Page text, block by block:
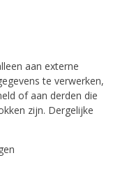
aan externe
te verwerken,
of aan derden die
zijn. Dergelijke